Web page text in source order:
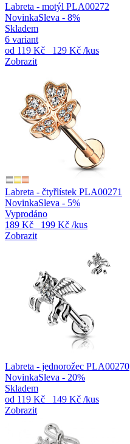
Labreta - motýl PLA00272
NovinkaSleva - 8%
Skladem
6 variant
od 119 Kč 129 Kč /kus
Zobrazit
Labreta - čtyřlístek PLA00271
NovinkaSleva - 5%
Vyprodáno
189 Kč
199 Kč /kus
Zobrazit
Labreta - jednorožec PLA00270
NovinkaSleva - 20%
Skladem
od 119 Kč 149 Kč /kus
Zobrazit